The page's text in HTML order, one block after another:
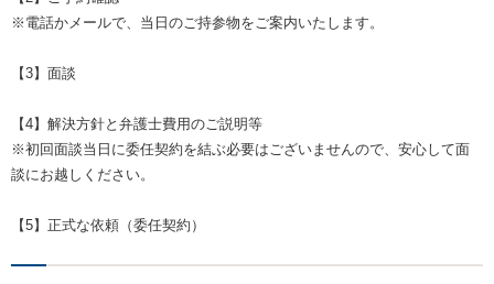
※電話かメールで、当日のご持参物をご案内いたします。
【3】面談
【4】解決方針と弁護士費用のご説明等
※初回面談当日に委任契約を結ぶ必要はございませんので、安心して面
談にお越しください。
【5】正式な依頼（委任契約）